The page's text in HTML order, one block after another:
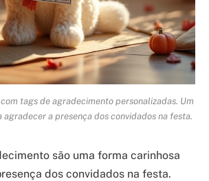
tags de agradecimento personalizadas. Um
agradecer a presença dos convidados na festa.
são uma forma carinhosa
dos convidados na festa.